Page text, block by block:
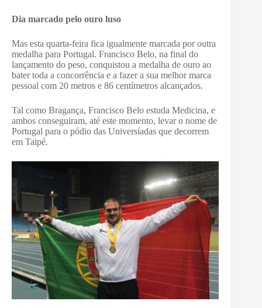
Dia marcado pelo ouro luso
Mas esta quarta-feira fica igualmente marcada por outra
medalha para Portugal. Francisco Belo, na final do
lançamento do peso, conquistou a medalha de ouro ao
bater toda a concorrência e a fazer a sua melhor marca
pessoal com 20 metros e 86 centímetros alcançados.
Tal como Bragança, Francisco Belo estuda Medicina, e
ambos conseguiram, até este momento, levar o nome de
Portugal para o pódio das Universíadas que decorrem
em Taipé.